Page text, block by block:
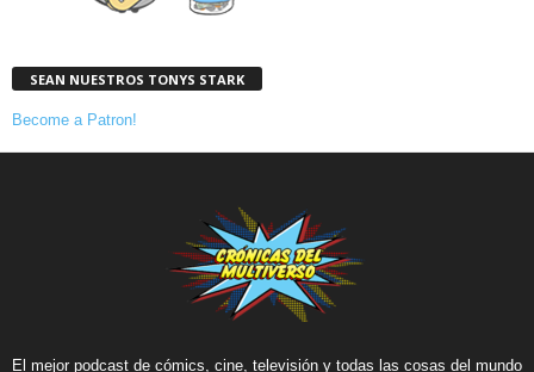
SEAN NUESTROS TONYS STARK
Become a Patron!
El mejor podcast de cómics, cine, televisión y todas las cosas del mundo